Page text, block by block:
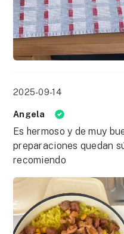
2025-09-14
Angela
Es hermoso y de muy
preparaciones quedan
recomiendo